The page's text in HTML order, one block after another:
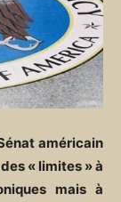
américain
« limites » à
mais à